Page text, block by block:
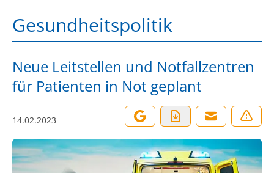
Gesundheitspolitik
Neue Leitstellen und Notfallzentren
für Patienten in Not geplant
14.02.2023